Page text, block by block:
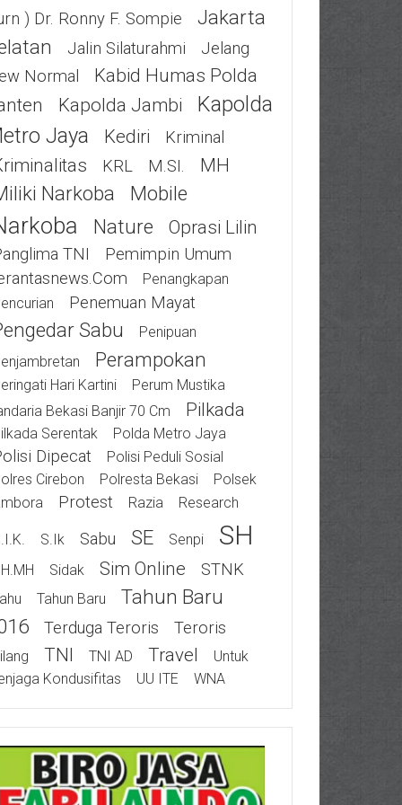
) Dr. Ronny F. Sompie
Jakarta
Jalin Silaturahmi
Jelang
Normal
Kabid Humas Polda
Kapolda Jambi
Kapolda
Jaya
Kediri Kriminal
KRL M.SI. MH
Narkoba Mobile
Nature Oprasi Lilin
TNI
Pemimpin Umum
Penangkapan
Penemuan Mayat
Sabu
Penipuan
Perampokan
Hari Kartini
Perum Mustika
Bekasi Banjir 70 Cm
Pilkada
Serentak Polda Metro Jaya
Dipecat
Polisi Peduli Sosial
Cirebon
Polresta Bekasi
Polsek
Protest Razia Research
S.Ik Sabu SE Senpi SH
Sidak Sim Online STNK
Tahun Baru
Tahun Baru
Terduga Teroris Teroris
TNI TNI AD Travel
Untuk
Kondusifitas
UU ITE WNA